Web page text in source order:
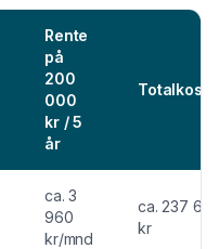
Rente
på
200
000
kr / 5
år
ca. 3
960
kr/mnd
ca. 237
kr